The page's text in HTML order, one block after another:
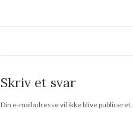
Skriv et svar
Din e-mailadresse vil ikke blive publiceret.